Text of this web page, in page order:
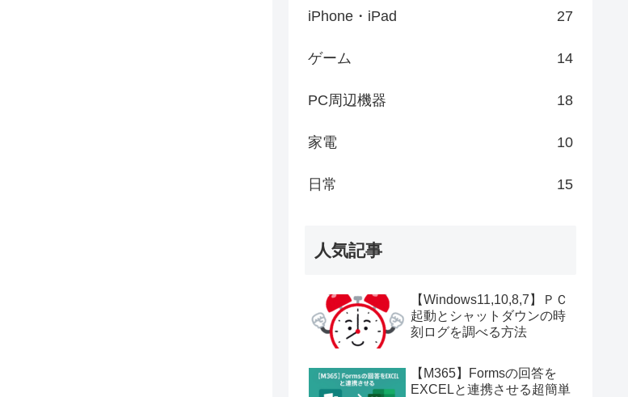
iPhone・iPad 27
ゲーム 14
PC周辺機器 18
家電 10
日常 15
人気記事
【Windows11,10,8,7】ＰＣ
起動とシャットダウンの時
刻ログを調べる方法
【M365】Formsの回答を
EXCELと連携させる超簡単